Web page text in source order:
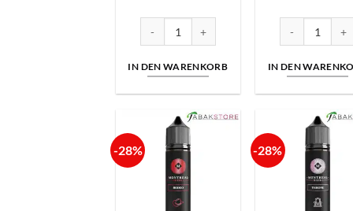
IN DEN WARENKORB IN DEN
-28% -28%